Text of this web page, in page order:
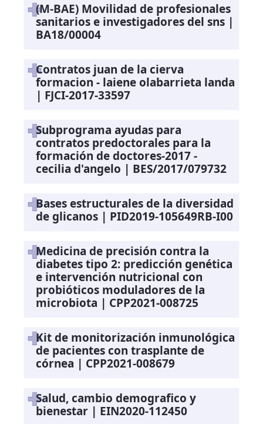
(M-BAE) Movilidad de profesionales
sanitarios e investigadores del sns |
BA18/00004
Contratos juan de la cierva
formacion - laiene olabarrieta landa
| FJCI-2017-33597
Subprograma ayudas para
contratos predoctorales para la
formación de doctores-2017 -
cecilia d'angelo | BES/2017/079732
Bases estructurales de la diversidad
de glicanos | PID2019-105649RB-I00
Medicina de precisión contra la
diabetes tipo 2: predicción genética
e intervención nutricional con
probióticos moduladores de la
microbiota | CPP2021-008725
Kit de monitorización inmunológica
de pacientes con trasplante de
córnea | CPP2021-008679
Salud, cambio demografico y
bienestar | EIN2020-112450